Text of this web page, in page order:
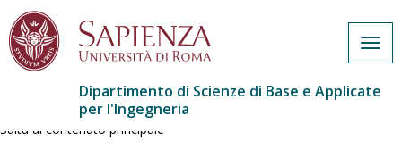
Salta al contenuto principale
Dipartimento di Scienze di Base e Applicate
per l'Ingegneria